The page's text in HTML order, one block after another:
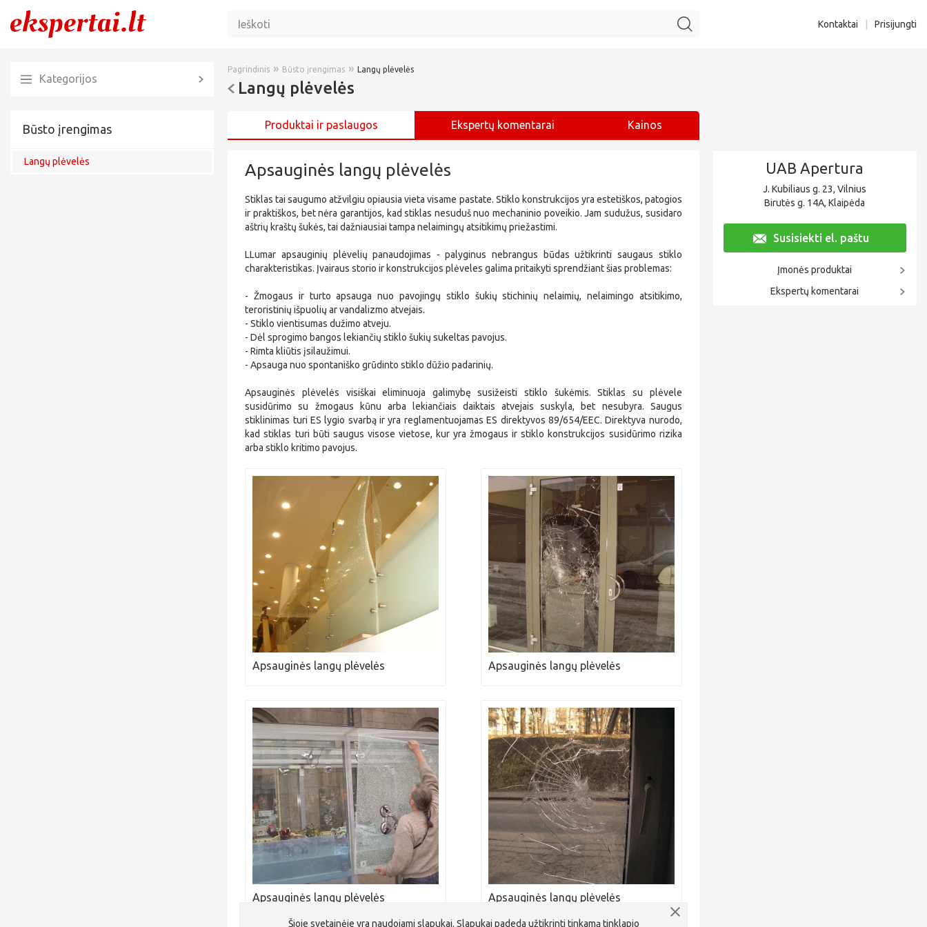
Kontaktai Prisijungti
Kategorijos
Būsto įrengimas
Langų plėvelės
Pagrindinis » Būsto įrengimas » Langų plėvelės
Langų plėvelės
Produktai ir paslaugos Ekspertų komentarai Kainos
Apsauginės langų plėvelės
Stiklas tai saugumo atžvilgiu opiausia vieta visame pastate. Stiklo konstrukcijos yra estetiškos, patogios
ir praktiškos, bet nėra garantijos, kad stiklas nesuduš nuo mechaninio poveikio. Jam sudužus, susidaro
aštrių kraštų šukės, tai dažniausiai tampa nelaimingų atsitikimų priežastimi.
LLumar apsauginių plėvelių panaudojimas - palyginus nebrangus būdas užtikrinti saugaus stiklo
charakteristikas. Įvairaus storio ir konstrukcijos plėveles galima pritaikyti sprendžiant šias problemas:
- Žmogaus ir turto apsauga nuo pavojingų stiklo šukių stichinių nelaimių, nelaimingo atsitikimo,
teroristinių išpuolių ar vandalizmo atvejais.
- Stiklo vientisumas dužimo atveju.
- Dėl sprogimo bangos lekiančių stiklo šukių sukeltas pavojus.
- Rimta kliūtis įsilaužimui.
- Apsauga nuo spontaniško grūdinto stiklo dūžio padarinių.
Apsauginės plėvelės visiškai eliminuoja galimybę susižeisti stiklo šukėmis. Stiklas su plėvele
susidūrimo su žmogaus kūnu arba lekiančiais daiktais atvejais suskyla, bet nesubyra. Saugus
stiklinimas turi ES lygio svarbą ir yra reglamentuojamas ES direktyvos 89/654/EEC. Direktyva nurodo,
kad stiklas turi būti saugus visose vietose, kur yra žmogaus ir stiklo konstrukcijos susidūrimo rizika
arba stiklo kritimo pavojus.
Apsauginės langų plėvelės Apsauginės langų plėvelės
Apsauginės langų plėvelės Apsauginės langų plėvelės
UAB Apertura
J. Kubiliaus g. 23, Vilnius
Birutės g. 14A, Klaipėda
Susisiekti el. paštu
Įmonės produktai
Ekspertų komentarai
Šioje svetainėje yra naudojami slapukai. Slapukai padeda užtikrinti tinkamą tinklapio